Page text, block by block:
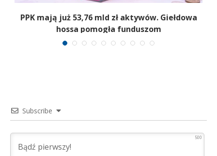
PPK mają już 53,76 mld zł aktywów. Giełdowa
hossa pomogła funduszom
Subscribe
500